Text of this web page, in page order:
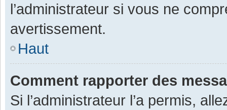
l’administrateur si vous ne
avertissement.
Haut
Comment rapporter des
Si l’administrateur l’a permis,